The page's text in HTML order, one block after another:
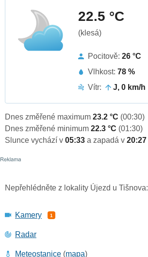
22.5 °C
(klesá)
Pocitově: 26 °C
Vlhkost: 78 %
Vítr:
J, 0 km/h
Dnes změřené maximum 23.2 °C (00:30)
Dnes změřené minimum 22.3 °C (01:30)
Slunce vychází v 05:33 a zapadá v 20:27
Nepřehlédněte z lokality Újezd u Tišnova:
Kamery 1
Radar
Meteostanice (mapa)